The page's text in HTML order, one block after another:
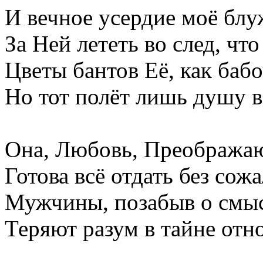
И вечное усердие моё
За Ней лететь во след,
Цветы бантов Её, как
Но тот полёт лишь душу
Она, Любовь,
Готова всё отдать без
Мужчины, позабыв о
Теряют разум в тайне